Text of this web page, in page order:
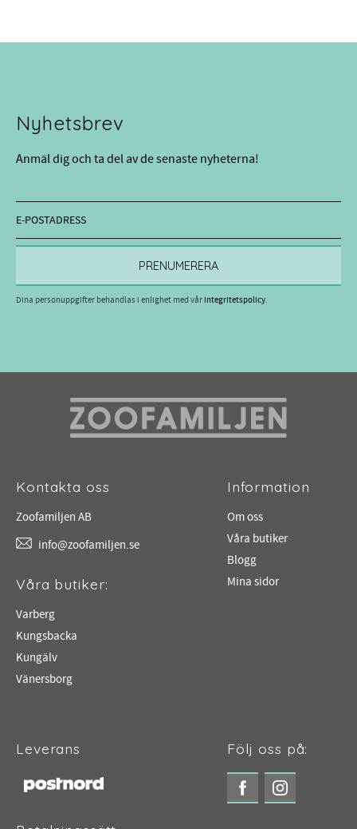
Nyhetsbrev
Anmäl dig och ta del av de senaste nyheterna!
PRENUMERERA
Dina personuppgifter behandlas i enlighet med vårintegritetspolicy.
Kontakta oss
Zoofamiljen AB
info@zoofamiljen.se
Våra butiker:
Varberg
Kungsbacka
Kungälv
Vänersborg
Information
Om oss
Våra butiker
Blogg
Mina sidor
Leverans Följ oss på: